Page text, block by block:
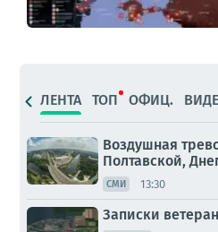
ЛЕНТА ТОП ОФИЦ.
Воздушная
Полтавской,
СМИ 13:30
Записки